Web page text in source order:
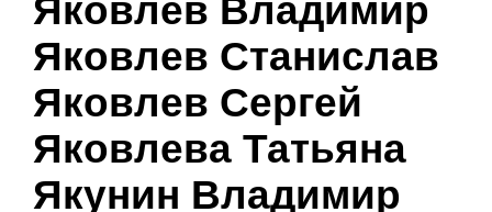
Яковлев Владимир
Яковлев Станислав
Яковлев Сергей
Яковлева Татьяна
Якунин Владимир